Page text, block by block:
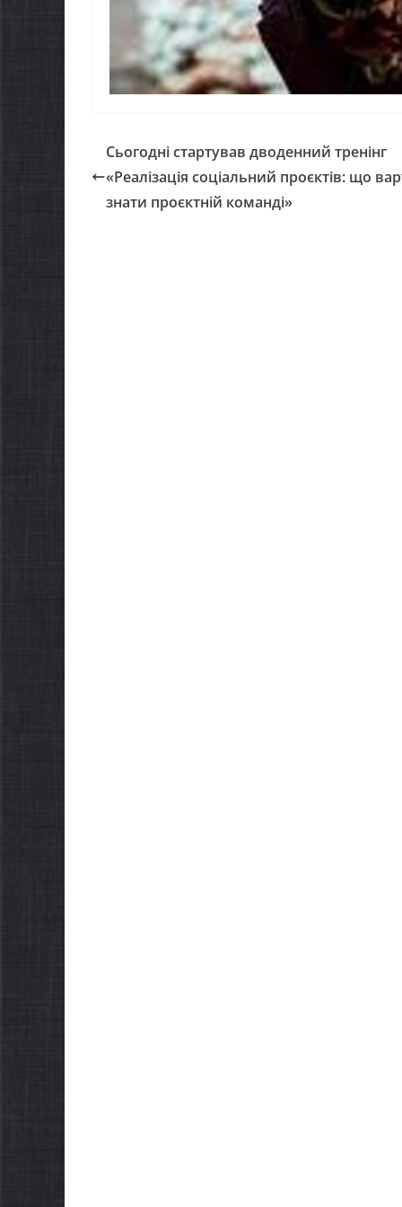
Сьогодні стартував дводенний тренінг
«Реалізація соціальний проєктів: що
знати проєктній команді»
за
придбані для
бізнесу
осіб з
працю
07.08.2026 gormr